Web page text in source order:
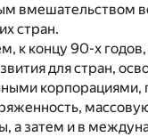
вмешательством
стран.
к концу 90-х
для стран,
корпорациями,
а затем и в